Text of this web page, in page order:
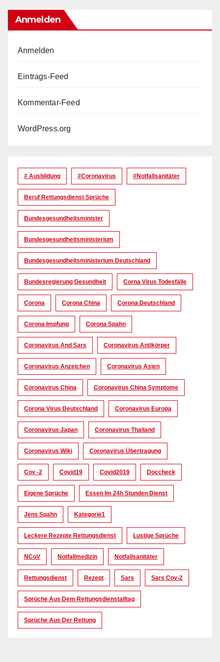
Anmelden
Anmelden
Eintrags-Feed
Kommentar-Feed
WordPress.org
# Ausbildung #coronavirus #Notfallsanitäter
Beruf Rettungsdienst Sprüche
Bundesgesundheitsminister
Bundesgesundheitsministerium
Bundesgesundheitsministerium Deutschland
Bundesregierung Gesundheit Corna Virus Todesfälle
Corona Corona China Corona Deutschland
Corona Impfung Corona Spahn
Coronavirus And Sars Coronavirus Antikörper
Coronavirus Anzeichen Coronavirus Asien
Coronavirus China Coronavirus China Symptome
Corona Virus Deutschland Coronavirus Europa
Coronavirus Japan Coronavirus Thailand
Coronavirus Wiki Coronavirus Übertragung
Cov -2 Covid19 Covid2019 Doccheck
Eigene Sprüche Essen Im 24h Stunden Dienst
Jens Spahn Kategorie1
Leckere Rezepte Rettungsdienst Lustige Sprüche
NCoV Notfallmedizin Notfallsanitäter
Rettungsdienst Rezept Sars Sars Cov-2
Sprüche Aus Dem Rettungsdienstalltag
Sprüche Aus Der Rettung